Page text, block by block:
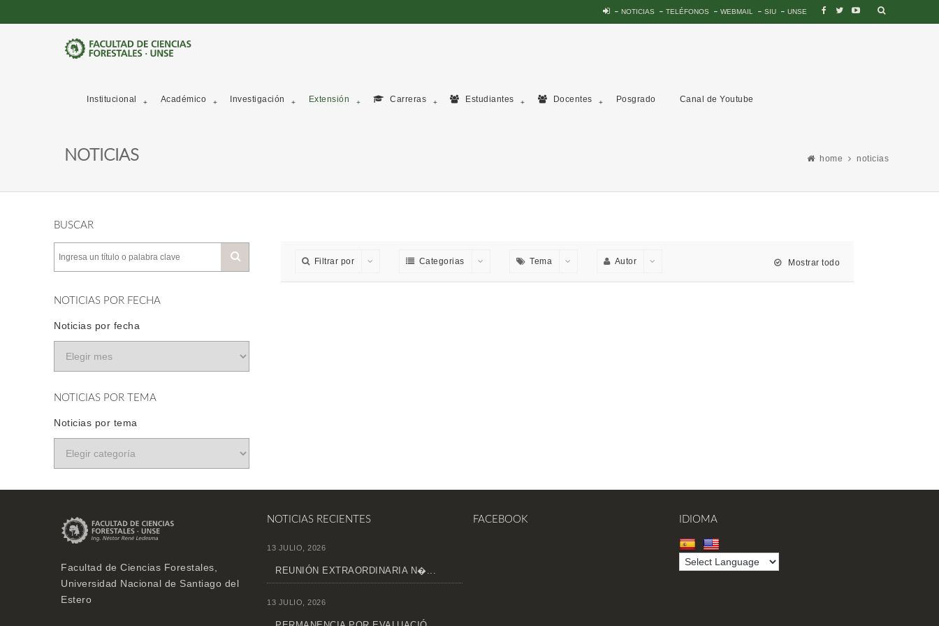
NOTICIAS TELÉFONOS WEBMAIL SIU UNSE
Institucional Académico Investigación Extensión Carreras Estudiantes Docentes Posgrado Canal de Youtube
NOTICIAS home noticias
BUSCAR
NOTICIAS POR FECHA
Noticias por fecha
NOTICIAS POR TEMA
Noticias por tema
Filtrar por Categorias Tema Autor Mostrar todo
Facultad de Ciencias Forestales,
Universidad Nacional de Santiago del
Estero
NOTICIAS RECIENTES
13 JULIO, 2026
REUNIÓN EXTRAORDINARIA N�...
13 JULIO, 2026
FACEBOOK IDIOMA